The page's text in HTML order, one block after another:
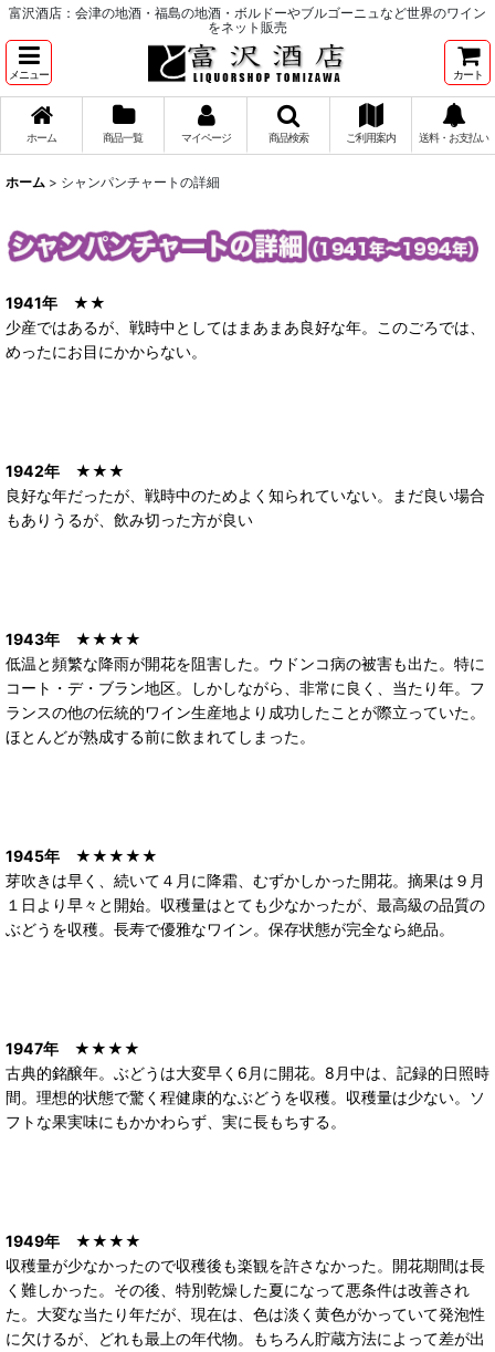
富沢酒店：会津の地酒・福島の地酒・ボルドーやブルゴーニュなど世界のワイン
をネット販売
メニュー カート
ホーム 商品一覧 マイページ 商品検索 ご利用案内 送料・お支払い
ホーム > シャンパンチャートの詳細
1941年 ★★
少産ではあるが、戦時中としてはまあまあ良好な年。このごろでは、
めったにお目にかからない。
1942年 ★★★
良好な年だったが、戦時中のためよく知られていない。まだ良い場合
もありうるが、飲み切った方が良い
1943年 ★★★★
低温と頻繁な降雨が開花を阻害した。ウドンコ病の被害も出た。特に
コート・デ・ブラン地区。しかしながら、非常に良く、当たり年。フ
ランスの他の伝統的ワイン生産地より成功したことが際立っていた。
ほとんどが熟成する前に飲まれてしまった。
1945年 ★★★★★
芽吹きは早く、続いて４月に降霜、むずかしかった開花。摘果は９月
１日より早々と開始。収穫量はとても少なかったが、最高級の品質の
ぶどうを収穫。長寿で優雅なワイン。保存状態が完全なら絶品。
1947年 ★★★★
古典的銘醸年。ぶどうは大変早く6月に開花。8月中は、記録的日照時
間。理想的状態で驚く程健康的なぶどうを収穫。収穫量は少ない。ソ
フトな果実味にもかかわらず、実に長もちする。
1949年 ★★★★
収穫量が少なかったので収穫後も楽観を許さなかった。開花期間は長
く難しかった。その後、特別乾燥した夏になって悪条件は改善され
た。大変な当たり年だが、現在は、色は淡く黄色がかっていて発泡性
に欠けるが、どれも最上の年代物。もちろん貯蔵方法によって差が出